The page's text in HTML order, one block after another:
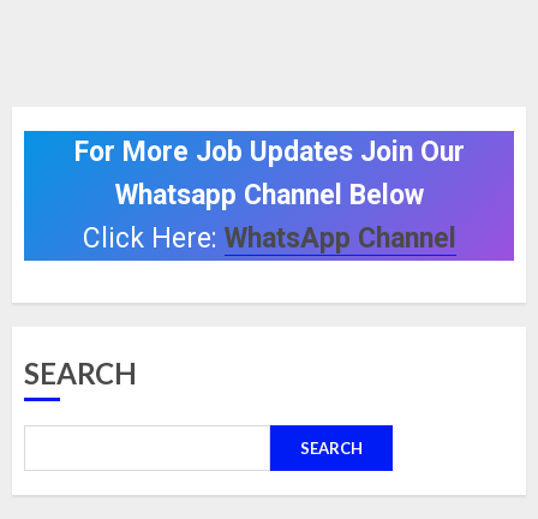
For More Job Updates Join Our
Whatsapp Channel Below
Click Here: WhatsApp Channel
SEARCH
SEARCH